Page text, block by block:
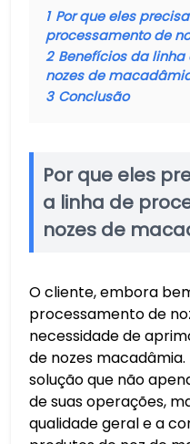
1 Por que eles
processamento de
2 Benefícios da
nozes de
3 Conclusão
Por que eles
a linha de
nozes de
O cliente, embora
processamento de
necessidade de
de nozes
solução que não
de suas operações,
qualidade geral e a